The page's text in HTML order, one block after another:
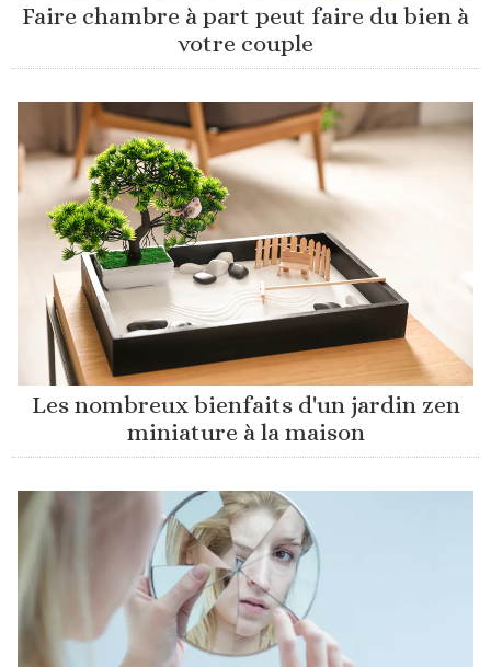
Faire chambre à part peut faire du bien à
votre couple
Les nombreux bienfaits d'un jardin zen
miniature à la maison